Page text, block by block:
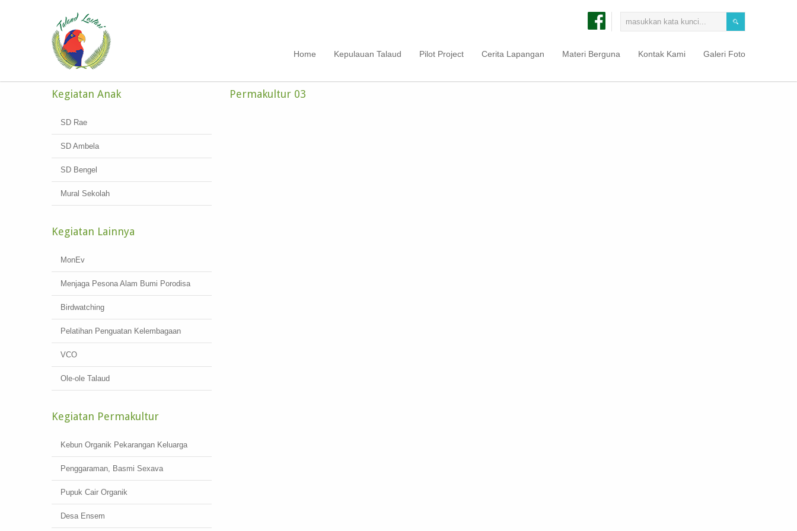
Home Kepulauan Talaud Pilot Project Cerita Lapangan Materi Berguna Kontak Kami Galeri Foto
Permakultur 03
Kegiatan Anak
SD Rae
SD Ambela
SD Bengel
Mural Sekolah
Kegiatan Lainnya
MonEv
Menjaga Pesona Alam Bumi Porodisa
Birdwatching
Pelatihan Penguatan Kelembagaan
VCO
Ole-ole Talaud
Kegiatan Permakultur
Kebun Organik Pekarangan Keluarga
Penggaraman, Basmi Sexava
Pupuk Cair Organik
Desa Ensem